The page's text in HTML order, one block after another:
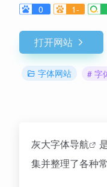
0
1-
打开网站
字体网站 # 字
灰大字体导航
集并整理了各种